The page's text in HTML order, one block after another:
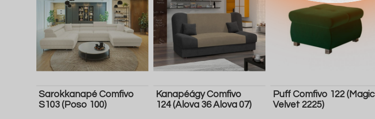
Sarokkanapé Comfivo
S103 (Poso 100)
Kanapéágy Comfivo
124 (Alova 36 Alova 07)
Puff Comfivo 122 (Magic
Velvet 2225)